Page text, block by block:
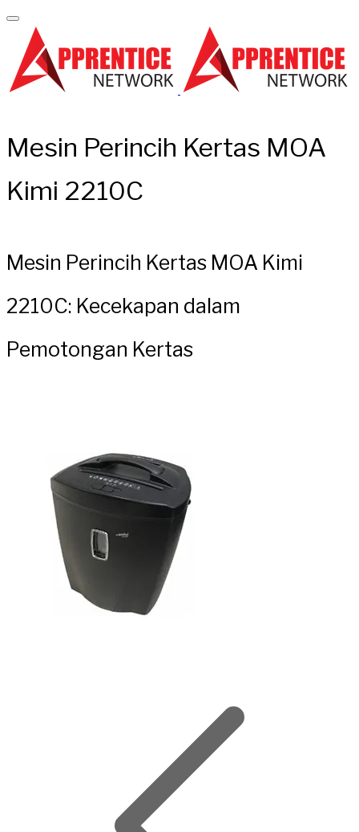
Mesin Perincih Kertas MOA
Kimi 2210C
Mesin Perincih Kertas MOA Kimi
2210C: Kecekapan dalam
Pemotongan Kertas